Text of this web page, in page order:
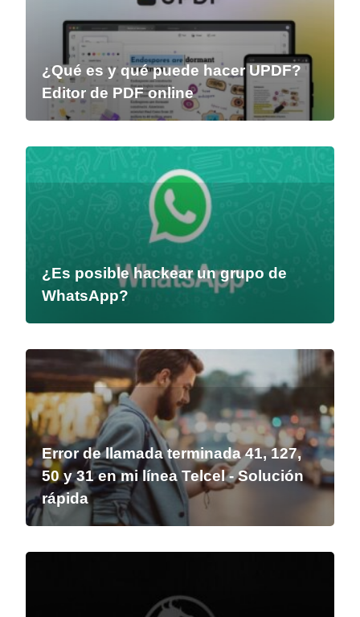
¿Qué es y qué puede hacer UPDF?
Editor de PDF online
¿Es posible hackear un grupo de
WhatsApp?
Error de llamada terminada 41, 127,
50 y 31 en mi línea Telcel - Solución
rápida